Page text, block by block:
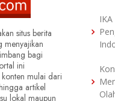
situs berita
menyajikan
bagi
ini
mulai dari
artikel
lokal maupun